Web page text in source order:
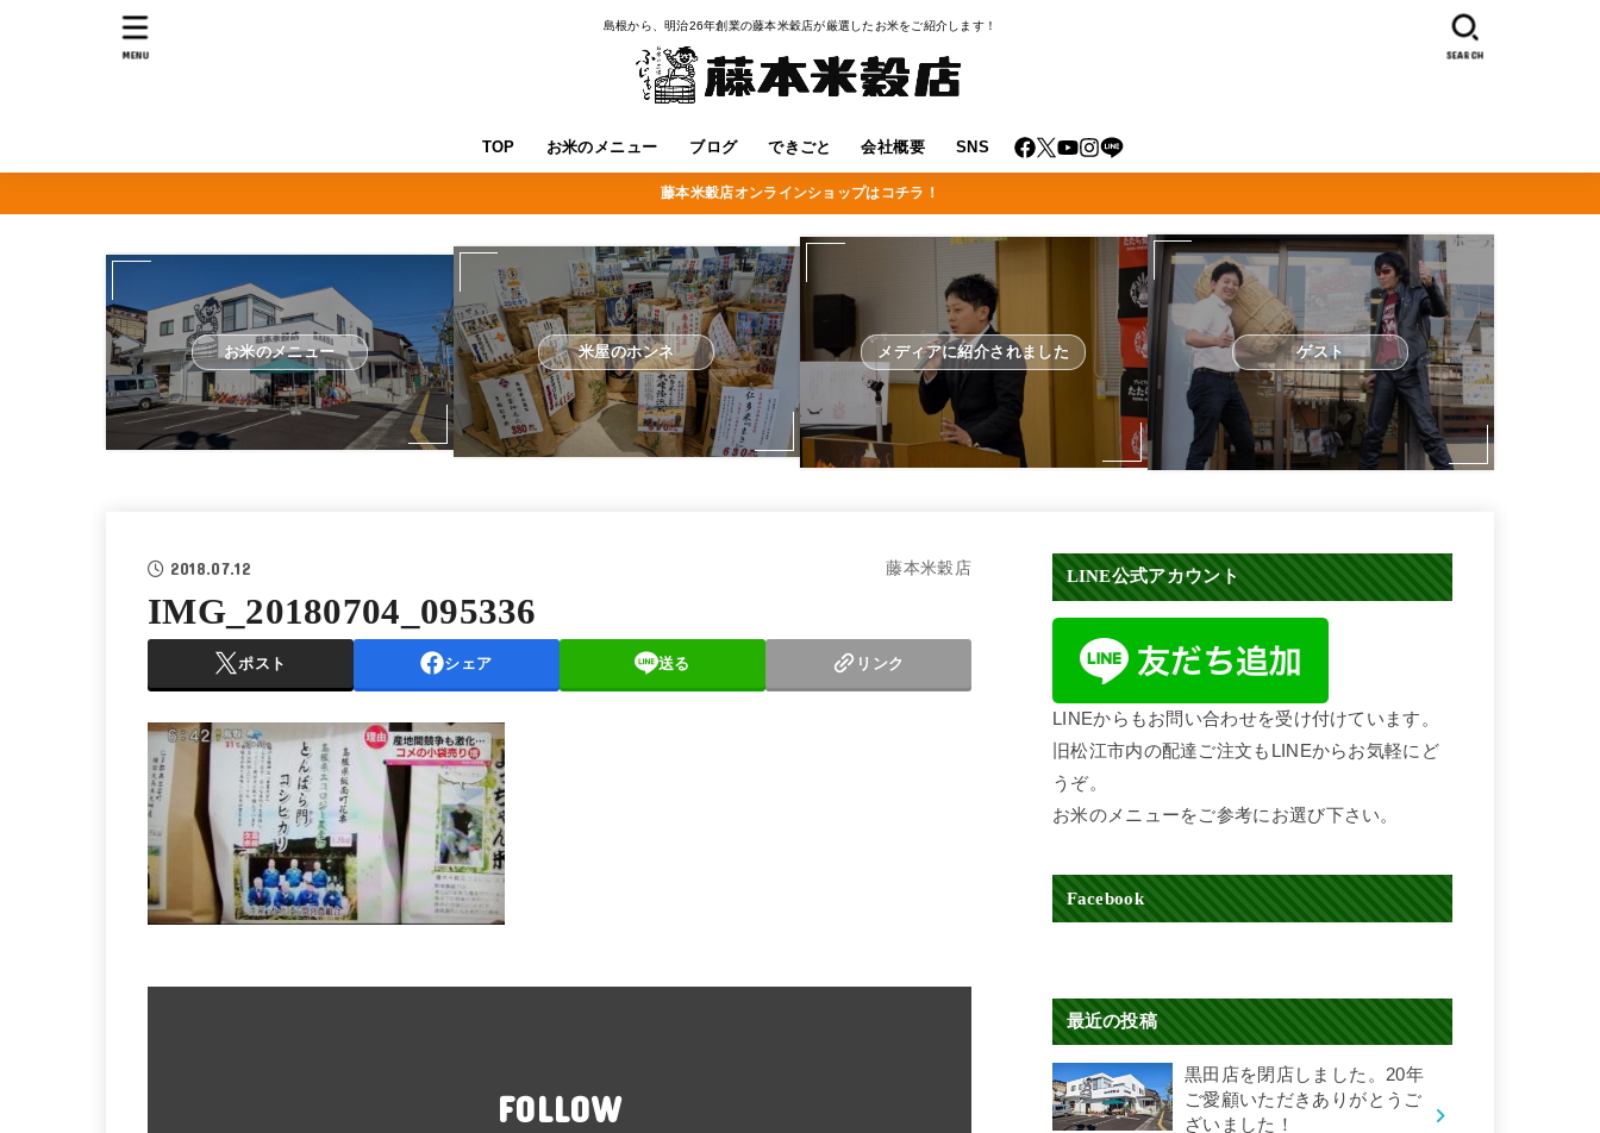
島根から、明治26年創業の藤本米穀店が厳選したお米をご紹介します！
TOP お米のメニュー ブログ できごと 会社概要 SNS
SEARCH
MENU
藤本米穀店オンラインショップはコチラ！
お米のメニュー 米屋のホンネ メディアに紹介されました ゲスト
2018.07.12 藤本米穀店
IMG_20180704_095336
ポスト シェア 送る リンク
FOLLOW
LINE公式アカウント
LINEからもお問い合わせを受け付けています。
旧松江市内の配達ご注文もLINEからお気軽にど
うぞ。
お米のメニューをご参考にお選び下さい。
Facebook
最近の投稿
黒田店を閉店しました。20年
ご愛顧いただきありがとうご
ざいました！